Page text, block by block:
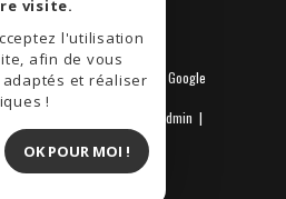
| Traduction powered by Google
|
Admin
Politique RGPD Cookies
visite.
l'utilisation
afin de vous
et réaliser
!
OK POUR MOI !